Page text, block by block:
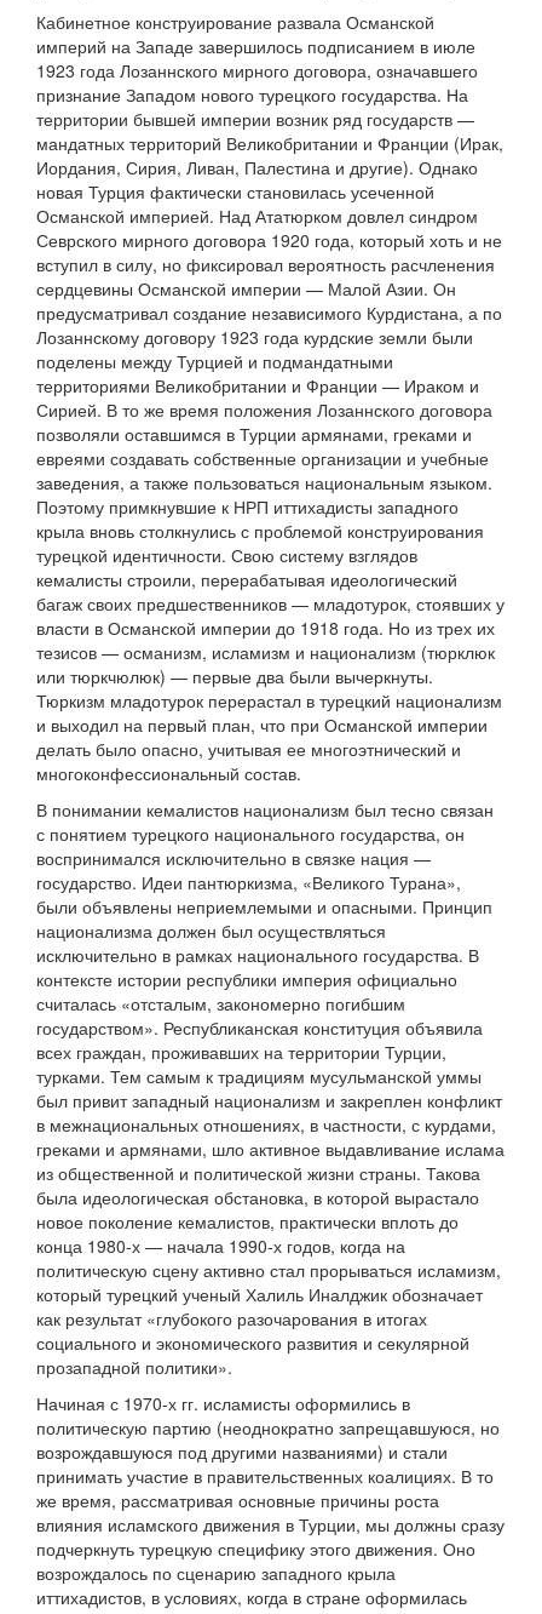
Кабинетное конструирование развала Османской
империй на Западе завершилось подписанием в июле
1923 года Лозаннского мирного договора, означавшего
признание Западом нового турецкого государства. На
территории бывшей империи возник ряд государств —
мандатных территорий Великобритании и Франции (Ирак,
Иордания, Сирия, Ливан, Палестина и другие). Однако
новая Турция фактически становилась усеченной
Османской империей. Над Ататюрком довлел синдром
Севрского мирного договора 1920 года, который хоть и не
вступил в силу, но фиксировал вероятность расчленения
сердцевины Османской империи — Малой Азии. Он
предусматривал создание независимого Курдистана, а по
Лозаннскому договору 1923 года курдские земли были
поделены между Турцией и подмандатными
территориями Великобритании и Франции — Ираком и
Сирией. В то же время положения Лозаннского договора
позволяли оставшимся в Турции армянами, греками и
евреями создавать собственные организации и учебные
заведения, а также пользоваться национальным языком.
Поэтому примкнувшие к НРП иттихадисты западного
крыла вновь столкнулись с проблемой конструирования
турецкой идентичности. Свою систему взглядов
кемалисты строили, перерабатывая идеологический
багаж своих предшественников — младотурок, стоявших у
власти в Османской империи до 1918 года. Но из трех их
тезисов — османизм, исламизм и национализм (тюрклюк
или тюркчюлюк) — первые два были вычеркнуты.
Тюркизм младотурок перерастал в турецкий национализм
и выходил на первый план, что при Османской империи
делать было опасно, учитывая ее многоэтнический и
многоконфессиональный состав.
В понимании кемалистов национализм был тесно связан
с понятием турецкого национального государства, он
воспринимался исключительно в связке нация —
государство. Идеи пантюркизма, «Великого Турана»,
были объявлены неприемлемыми и опасными. Принцип
национализма должен был осуществляться
исключительно в рамках национального государства. В
контексте истории республики империя официально
считалась «отсталым, закономерно погибшим
государством». Республиканская конституция объявила
всех граждан, проживавших на территории Турции,
турками. Тем самым к традициям мусульманской уммы
был привит западный национализм и закреплен конфликт
в межнациональных отношениях, в частности, с курдами,
греками и армянами, шло активное выдавливание ислама
из общественной и политической жизни страны. Такова
была идеологическая обстановка, в которой вырастало
новое поколение кемалистов, практически вплоть до
конца 1980-х — начала 1990-х годов, когда на
политическую сцену активно стал прорываться исламизм,
который турецкий ученый Халиль Иналджик обозначает
как результат «глубокого разочарования в итогах
социального и экономического развития и секулярной
прозападной политики».
Начиная с 1970-х гг. исламисты оформились в
политическую партию (неоднократно запрещавшуюся, но
возрождавшуюся под другими названиями) и стали
принимать участие в правительственных коалициях. В то
же время, рассматривая основные причины роста
влияния исламского движения в Турции, мы должны сразу
подчеркнуть турецкую специфику этого движения. Оно
возрождалось по сценарию западного крыла
иттихадистов, в условиях, когда в стране оформилась